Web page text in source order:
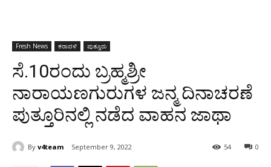
Fresh News ಕರಾವಳಿ ಪುತ್ತೂರು
ಸೆ.10ರಂದು ಬ್ರಹ್ಮಶ್ರೀ
ನಾರಾಯಣಗುರುಗಳ ಜನ್ಮ ದಿನಾಚರಣೆ
ಪುತ್ತೂರಿನಲ್ಲಿ ನಡೆದ ವಾಹನ ಜಾಥಾ
By v4team September 9, 2022 0
54